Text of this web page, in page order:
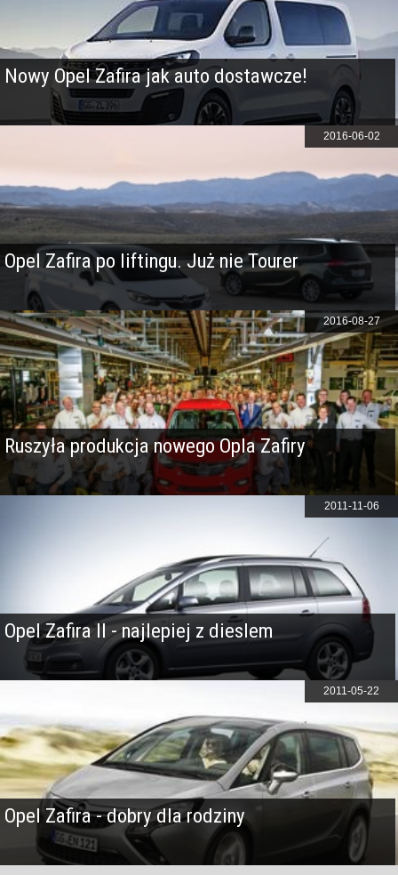
Nowy Opel Zafira jak auto dostawcze!
Opel Zafira po liftingu. Już nie Tourer
2016-06-02
Ruszyła produkcja nowego Opla Zafiry
2016-08-27
Opel Zafira II - najlepiej z dieslem
2011-11-06
Opel Zafira - dobry dla rodziny
2011-05-22